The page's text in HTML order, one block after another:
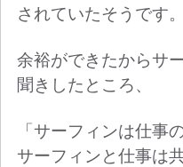
されていたそうです。
余裕ができたからサ
聞きしたところ、
「サーフィンは仕事
サーフィンと仕事は